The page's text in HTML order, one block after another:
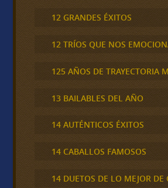
12 GRANDES ÉXITOS
12 TRÍOS QUE NOS
125 AÑOS DE TRAYECTORIA
13 BAILABLES DEL AÑO
14 AUTÉNTICOS ÉXITOS
14 CABALLOS FAMOSOS
14 DUETOS DE LO MEJOR